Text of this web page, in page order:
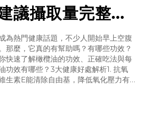
議攝取量完整解
為熱門健康話題，不少人開始早上空腹
那麼，它真的有幫助嗎？有哪些功效？
快速了解橄欖油的功效、正確吃法與每
功效有哪些？3大健康好處解析1. 抗氧
生素E能清除自由基，降低氧化壓力有
坐族3. 提升營養吸收健康脂肪幫助脂溶
營養利用率＊生飲橄欖油小技巧：早上